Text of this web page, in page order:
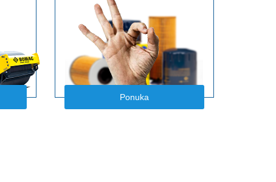
Ponuka